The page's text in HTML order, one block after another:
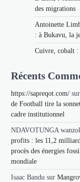
des migrations
Antoinette
: à Bukavu, la
Cuivre, cobalt :
Récents
https://sapreqot.com/
de Football tire la
cadre institutionnel
NDAVOTUNGA
profits : les 11,2
procès des énergies
mondiale
Isaac Bandu sur